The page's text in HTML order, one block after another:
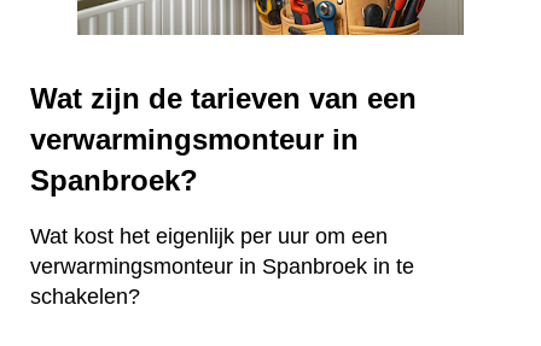
Wat zijn de tarieven van een
verwarmingsmonteur in
Spanbroek?
Wat kost het eigenlijk per uur om een
verwarmingsmonteur in Spanbroek in te
schakelen?